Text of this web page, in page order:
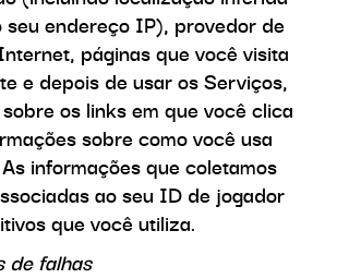
seu endereço IP), provedor de
páginas que você visita
e depois de usar os Serviços,
os links em que você clica
sobre como você usa
informações que coletamos
ao seu ID de jogador
que você utiliza.
de falhas